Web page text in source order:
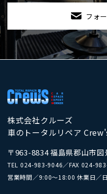
フォ
株式会社クルーズ
車のトータルリペア
〒963-8834 福島県郡山市
TEL 024-983-9046／FAX 024-
営業時間／9:00～18:00 休業日／